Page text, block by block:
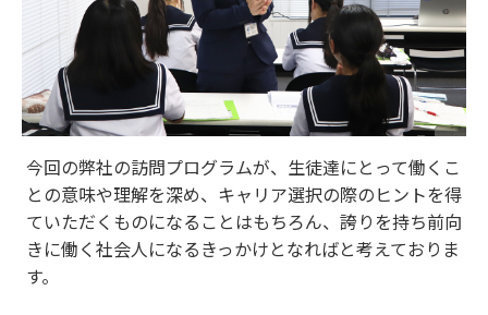
今回の弊社の訪問プログラムが、生徒達にとって働くこ
との意味や理解を深め、キャリア選択の際のヒントを得
ていただくものになることはもちろん、誇りを持ち前向
きに働く社会人になるきっかけとなればと考えておりま
す。